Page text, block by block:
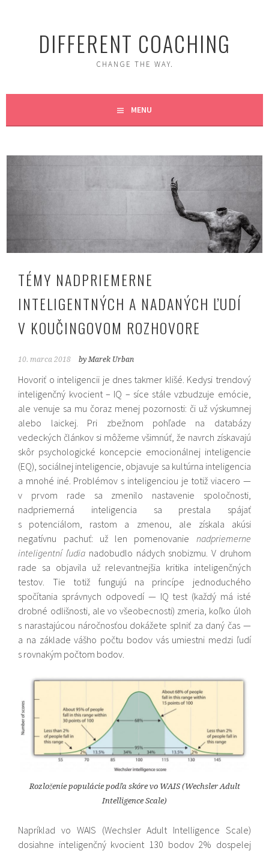
DIFFERENT COACHING
CHANGE THE WAY.
MENU
TÉMY NADPRIEMERNE
INTELIGENTNÝCH A NADANÝCH ĽUDÍ
V KOUČINGOVOM ROZHOVORE
10. marca 2018 by Marek Urban
Hovoriť o inteligencii je dnes takmer klišé. Kedysi trendový
inteligenčný kvocient – IQ – síce stále vzbudzuje emócie,
ale venuje sa mu čoraz menej pozornosti: či už výskumnej
alebo laickej. Pri zbežnom pohľade na databázy
vedeckých článkov si môžeme všimnúť, že navrch získavajú
skôr psychologické koncepcie emocionálnej inteligencie
(EQ), sociálnej inteligencie, objavuje sa kultúrna inteligencia
a mnohé iné. Problémov s inteligenciou je totiž viacero —
v prvom rade sa zmenilo nastavenie spoločnosti,
nadpriemerná inteligencia sa prestala spájať
s potenciálom, rastom a zmenou, ale získala akúsi
negatívnu pachuť: už len pomenovanie nadpriemerne
inteligentní ľudia nadobudlo nádych snobizmu. V druhom
rade sa objavila už relevantnejšia kritika inteligenčných
testov. Tie totiž fungujú na princípe jednoduchého
spočítania správnych odpovedí — IQ test (každý má isté
drobné odlišnosti, ale vo všeobecnosti) zmeria, koľko úloh
s narastajúcou náročnosťou dokážete splniť za daný čas —
a na základe vášho počtu bodov vás umiestni medzi ľudí
s rovnakým počtom bodov.
Rozloženie populácie podľa skóre vo WAIS (Wechsler Adult
Intelligence Scale)
Napríklad vo WAIS (Wechsler Adult Intelligence Scale)
dosiahne inteligenčný kvocient 130 bodov 2% dospelej